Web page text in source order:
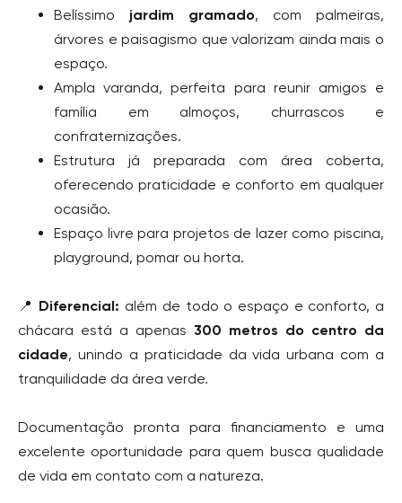
Belíssimo jardim gramado, com palmeiras,
árvores e paisagismo que valorizam ainda mais o
espaço.
Ampla varanda, perfeita para reunir amigos e
família em almoços, churrascos e
confraternizações.
Estrutura já preparada com área coberta,
oferecendo praticidade e conforto em qualquer
ocasião.
Espaço livre para projetos de lazer como piscina,
playground, pomar ou horta.
📍 Diferencial: além de todo o espaço e conforto, a
chácara está a apenas 300 metros do centro da
cidade, unindo a praticidade da vida urbana com a
tranquilidade da área verde.
Documentação pronta para financiamento e uma
excelente oportunidade para quem busca qualidade
de vida em contato com a natureza.